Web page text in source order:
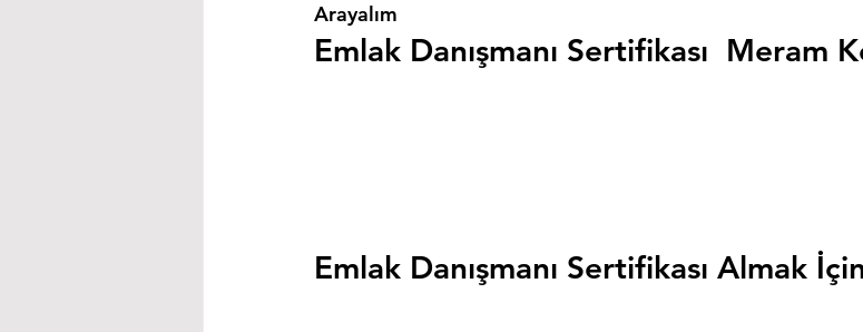
Arayalım
Emlak Danışmanı Sertifikası  Meram
Emlak Danışmanı Sertifikası Almak